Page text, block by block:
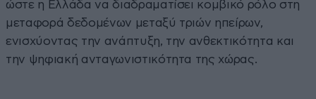
ώστε η Ελλάδα να διαδραματίσει κομβικό ρόλο στη
μεταφορά δεδομένων μεταξύ τριών ηπείρων,
ενισχύοντας την ανάπτυξη, την ανθεκτικότητα και
την ψηφιακή ανταγωνιστικότητα της χώρας.